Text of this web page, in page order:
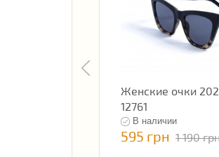
Женские очки
12761
В наличии
595 грн 1 190